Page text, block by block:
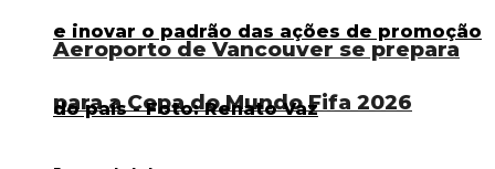
Aeroporto de Vancouver se prepara
para a Copa do Mundo Fifa 2026